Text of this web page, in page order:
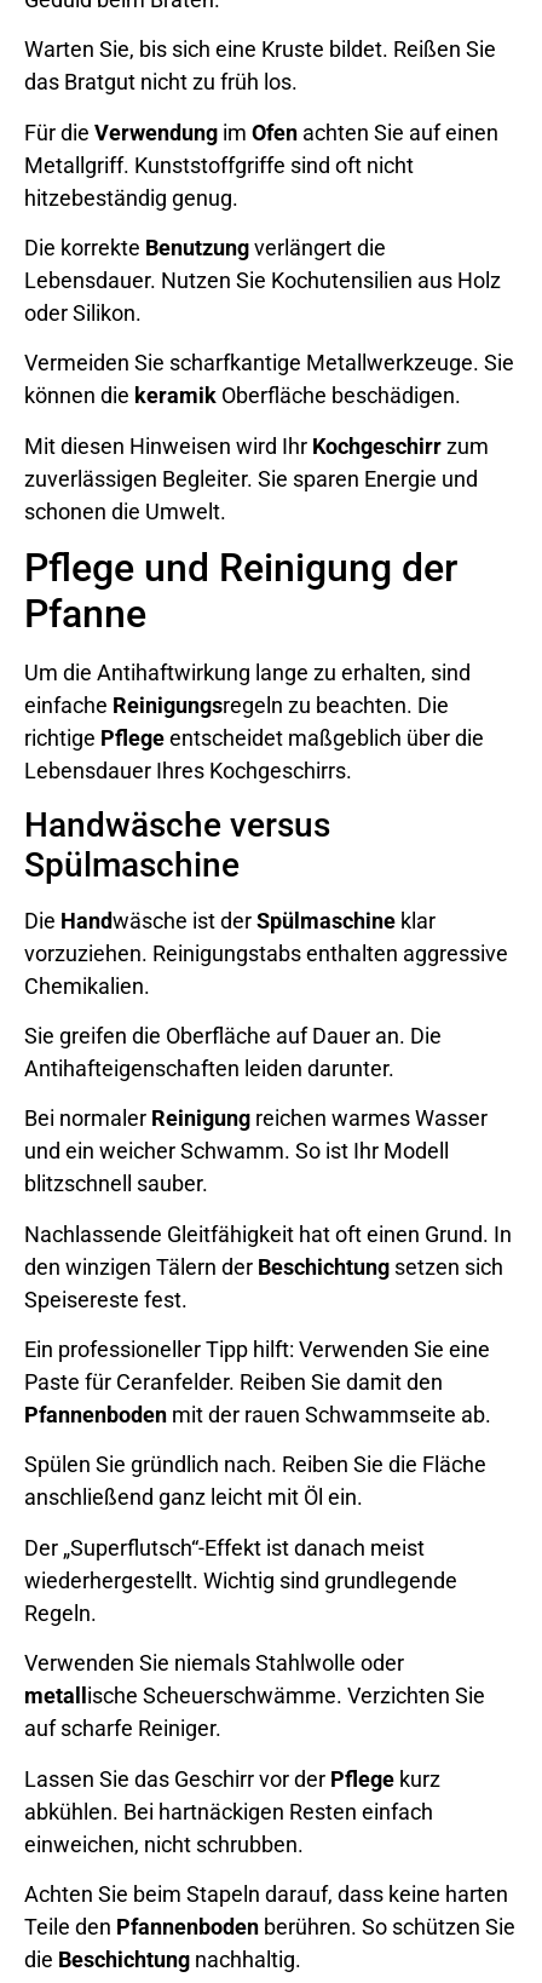
Warten Sie, bis sich eine Kruste bildet. Reißen Sie
das Bratgut nicht zu früh los.
Für die Verwendung im Ofen achten Sie auf einen
Metallgriff. Kunststoffgriffe sind oft nicht
hitzebeständig genug.
Die korrekte Benutzungverlängert die
Lebensdauer. Nutzen Sie Kochutensilien aus Holz
oder Silikon.
Vermeiden Sie scharfkantige Metallwerkzeuge. Sie
können die keramik Oberfläche beschädigen.
Mit diesen Hinweisen wird Ihr Kochgeschirrzum
zuverlässigen Begleiter. Sie sparen Energie und
schonen die Umwelt.
Pflege und Reinigung der
Pfanne
Um die Antihaftwirkung lange zu erhalten, sind
einfache Reinigungsregeln zu beachten. Die
richtige Pflegeentscheidet maßgeblich über die
Lebensdauer Ihres Kochgeschirrs.
Handwäsche versus
Spülmaschine
Die Handwäsche ist derSpülmaschine klar
vorzuziehen. Reinigungstabs enthalten aggressive
Chemikalien.
Sie greifen die Oberfläche auf Dauer an. Die
Antihafteigenschaften leiden darunter.
Bei normaler Reinigung reichen warmes Wasser
und ein weicher Schwamm. So ist Ihr Modell
blitzschnell sauber.
Nachlassende Gleitfähigkeit hat oft einen Grund. In
den winzigen Tälern der Beschichtung setzen sich
Speisereste fest.
Ein professioneller Tipp hilft: Verwenden Sie eine
Paste für Ceranfelder. Reiben Sie damit den
Pfannenboden mit der rauen Schwammseite ab.
Spülen Sie gründlich nach. Reiben Sie die Fläche
anschließend ganz leicht mit Öl ein.
Der „Superflutsch“-Effekt ist danach meist
wiederhergestellt. Wichtig sind grundlegende
Regeln.
Verwenden Sie niemals Stahlwolle oder
metall ische Scheuerschwämme. Verzichten Sie
auf scharfe Reiniger.
Lassen Sie das Geschirr vor der Pflege kurz
abkühlen. Bei hartnäckigen Resten einfach
einweichen, nicht schrubben.
Achten Sie beim Stapeln darauf, dass keine harten
Teile den Pfannenboden berühren. So schützen Sie
die Beschichtung nachhaltig.